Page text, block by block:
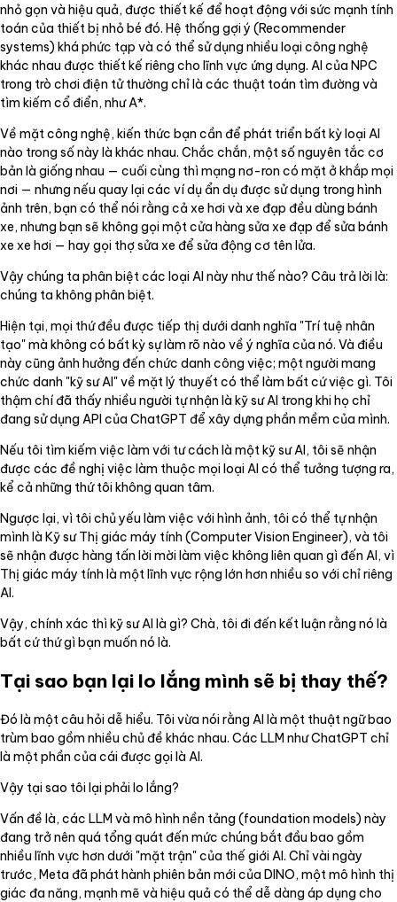
nhỏ gọn và hiệu quả, được thiết kế để hoạt động với sức mạnh tính
toán của thiết bị nhỏ bé đó. Hệ thống gợi ý (Recommender
systems) khá phức tạp và có thể sử dụng nhiều loại công nghệ
khác nhau được thiết kế riêng cho lĩnh vực ứng dụng. AI của NPC
trong trò chơi điện tử thường chỉ là các thuật toán tìm đường và
tìm kiếm cổ điển, như A*.
Về mặt công nghệ, kiến thức bạn cần để phát triển bất kỳ loại AI
nào trong số này là khác nhau. Chắc chắn, một số nguyên tắc cơ
bản là giống nhau — cuối cùng thì mạng nơ-ron có mặt ở khắp mọi
nơi — nhưng nếu quay lại các ví dụ ẩn dụ được sử dụng trong hình
ảnh trên, bạn có thể nói rằng cả xe hơi và xe đạp đều dùng bánh
xe, nhưng bạn sẽ không gọi một cửa hàng sửa xe đạp để sửa bánh
xe xe hơi — hay gọi thợ sửa xe để sửa động cơ tên lửa.
Vậy chúng ta phân biệt các loại AI này như thế nào? Câu trả lời là:
chúng ta không phân biệt.
Hiện tại, mọi thứ đều được tiếp thị dưới danh nghĩa "Trí tuệ nhân
tạo" mà không có bất kỳ sự làm rõ nào về ý nghĩa của nó. Và điều
này cũng ảnh hưởng đến chức danh công việc; một người mang
chức danh "kỹ sư AI" về mặt lý thuyết có thể làm bất cứ việc gì. Tôi
thậm chí đã thấy nhiều người tự nhận là kỹ sư AI trong khi họ chỉ
đang sử dụng API của ChatGPT để xây dựng phần mềm của mình.
Nếu tôi tìm kiếm việc làm với tư cách là một kỹ sư AI, tôi sẽ nhận
được các đề nghị việc làm thuộc mọi loại AI có thể tưởng tượng ra,
kể cả những thứ tôi không quan tâm.
Ngược lại, vì tôi chủ yếu làm việc với hình ảnh, tôi có thể tự nhận
mình là Kỹ sư Thị giác máy tính (Computer Vision Engineer), và tôi
sẽ nhận được hàng tấn lời mời làm việc không liên quan gì đến AI, vì
Thị giác máy tính là một lĩnh vực rộng lớn hơn nhiều so với chỉ riêng
AI.
Vậy, chính xác thì kỹ sư AI là gì? Chà, tôi đi đến kết luận rằng nó là
bất cứ thứ gì bạn muốn nó là.
Tại sao bạn lại lo lắng mình sẽ bị thay thế?
Đó là một câu hỏi dễ hiểu. Tôi vừa nói rằng AI là một thuật ngữ bao
trùm bao gồm nhiều chủ đề khác nhau. Các LLM như ChatGPT chỉ
là một phần của cái được gọi là AI.
Vậy tại sao tôi lại phải lo lắng?
Vấn đề là, các LLM và mô hình nền tảng (foundation models) này
đang trở nên quá tổng quát đến mức chúng bắt đầu bao gồm
nhiều lĩnh vực hơn dưới "mặt trận" của thế giới AI. Chỉ vài ngày
trước, Meta đã phát hành phiên bản mới của DINO, một mô hình thị
giác đa năng, mạnh mẽ và hiệu quả có thể dễ dàng áp dụng cho